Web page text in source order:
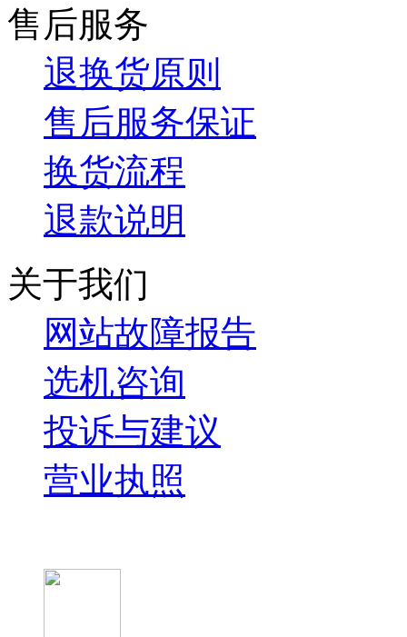
售后服务
退换货原则
售后服务保证
换货流程
退款说明
关于我们
网站故障报告
选机咨询
投诉与建议
营业执照